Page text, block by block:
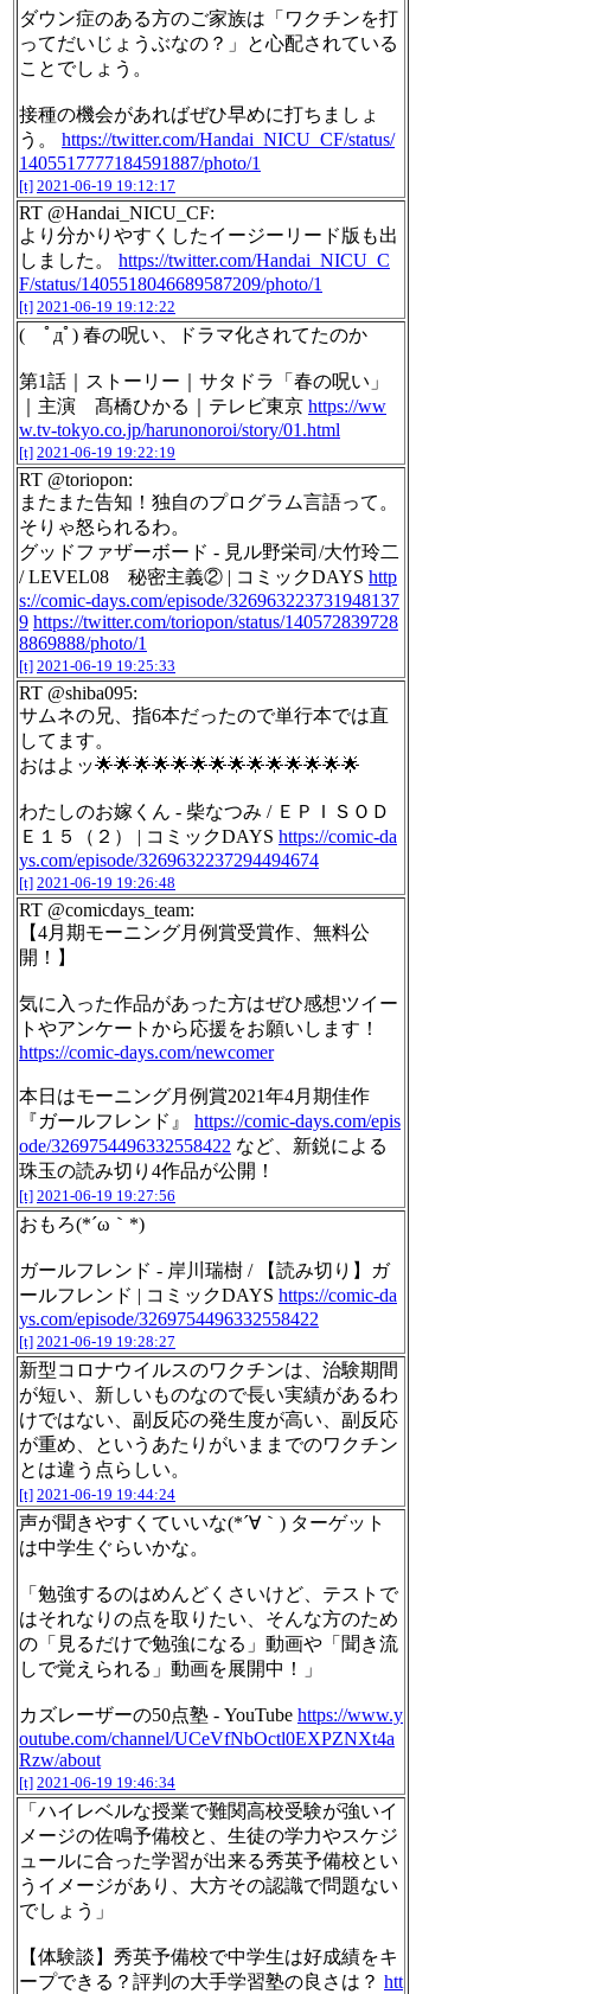
ダウン症のある方のご家族は「ワクチンを打
ってだいじょうぶなの？」と心配されている
ことでしょう。
接種の機会があればぜひ早めに打ちましょ
う。 https://twitter.com/Handai_NICU_CF/status/
1405517777184591887/photo/1
[t] 2021-06-19 19:12:17
RT @Handai_NICU_CF:
より分かりやすくしたイージーリード版も出
しました。 https://twitter.com/Handai_NICU_C
F/status/1405518046689587209/photo/1
[t] 2021-06-19 19:12:22
( ﾟдﾟ) 春の呪い、ドラマ化されてたのか
第1話｜ストーリー｜サタドラ「春の呪い」
｜主演 髙橋ひかる｜テレビ東京 https://ww
w.tv-tokyo.co.jp/harunonoroi/story/01.html
[t] 2021-06-19 19:22:19
RT @toriopon:
またまた告知！独自のプログラム言語って。
そりゃ怒られるわ。
グッドファザーボード - 見ル野栄司/大竹玲二
/ LEVEL08 秘密主義② | コミックDAYS http
s://comic-days.com/episode/326963223731948137
9 https://twitter.com/toriopon/status/140572839728
8869888/photo/1
[t] 2021-06-19 19:25:33
RT @shiba095:
サムネの兄、指6本だったので単行本では直
してます。
おはよッ🌟🌟🌟🌟🌟🌟🌟🌟🌟🌟🌟🌟🌟🌟
わたしのお嫁くん - 柴なつみ / ＥＰＩＳＯＤ
Ｅ１５（２） | コミックDAYS https://comic-da
ys.com/episode/3269632237294494674
[t] 2021-06-19 19:26:48
RT @comicdays_team:
【4月期モーニング月例賞受賞作、無料公
開！】
気に入った作品があった方はぜひ感想ツイー
トやアンケートから応援をお願いします！
https://comic-days.com/newcomer
本日はモーニング月例賞2021年4月期佳作
『ガールフレンド』 https://comic-days.com/epis
ode/3269754496332558422 など、新鋭による
珠玉の読み切り4作品が公開！
[t] 2021-06-19 19:27:56
おもろ(*´ω｀*)
ガールフレンド - 岸川瑞樹 / 【読み切り】ガ
ールフレンド | コミックDAYS https://comic-da
ys.com/episode/3269754496332558422
[t] 2021-06-19 19:28:27
新型コロナウイルスのワクチンは、治験期間
が短い、新しいものなので長い実績があるわ
けではない、副反応の発生度が高い、副反応
が重め、というあたりがいままでのワクチン
とは違う点らしい。
[t] 2021-06-19 19:44:24
声が聞きやすくていいな(*´∀｀) ターゲット
は中学生ぐらいかな。
「勉強するのはめんどくさいけど、テストで
はそれなりの点を取りたい、そんな方のため
の「見るだけで勉強になる」動画や「聞き流
しで覚えられる」動画を展開中！」
カズレーザーの50点塾 - YouTube https://www.y
outube.com/channel/UCeVfNbOctl0EXPZNXt4a
Rzw/about
[t] 2021-06-19 19:46:34
「ハイレベルな授業で難関高校受験が強いイ
メージの佐鳴予備校と、生徒の学力やスケジ
ュールに合った学習が出来る秀英予備校とい
うイメージがあり、大方その認識で問題ない
でしょう」
【体験談】秀英予備校で中学生は好成績をキ
ープできる？評判の大手学習塾の良さは？ htt